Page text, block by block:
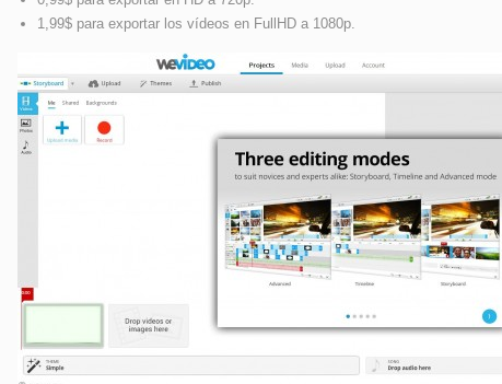
1,99$ para exportar los vídeos en FullHD a 1080p.